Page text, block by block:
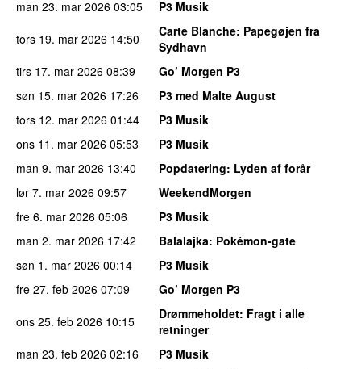
man 23. mar 2026 03:05
P3 Musik
tors 19. mar 2026 14:50 Carte Blanche: Papegøjen fra
Sydhavn
tirs 17. mar 2026 08:39
Go’ Morgen P3
søn 15. mar 2026 17:26
P3 med Malte August
tors 12. mar 2026 01:44
P3 Musik
ons 11. mar 2026 05:53
P3 Musik
man 9. mar 2026 13:40 Popdatering: Lyden af forår
lør 7. mar 2026 09:57
WeekendMorgen
fre 6. mar 2026 05:06
P3 Musik
man 2. mar 2026 17:42 Balalajka: Pokémon-gate
søn 1. mar 2026 00:14
P3 Musik
fre 27. feb 2026 07:09
Go’ Morgen P3
ons 25. feb 2026 10:15 Drømmeholdet: Fragt i alle
retninger
man 23. feb 2026 02:16
P3 Musik